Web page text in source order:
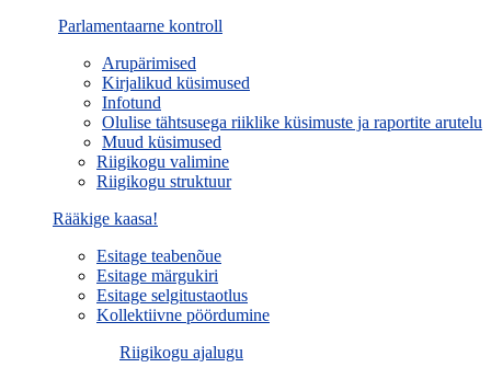
Parlamentaarne kontroll
Arupärimised
Kirjalikud küsimused
Infotund
Olulise tähtsusega riiklike küsimuste ja raportite arutelu
Muud küsimused
Riigikogu valimine
Riigikogu struktuur
Rääkige kaasa!
Esitage teabenõue
Esitage märgukiri
Esitage selgitustaotlus
Kollektiivne pöördumine
Riigikogu ajalugu